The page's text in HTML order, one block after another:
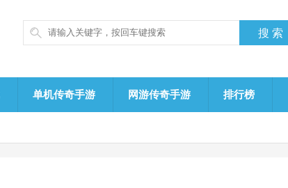
单机传奇手游 网游传奇手游 排行榜